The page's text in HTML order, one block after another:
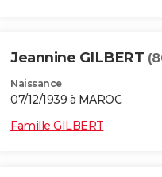
Jeannine GILBERT
Naissance
07/12/1939 à MAROC
Famille GILBERT